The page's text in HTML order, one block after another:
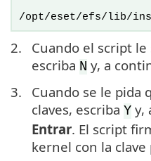
/opt/eset/efs/lib/
2.
Cuando el script le
escriba N y, a
3.
Cuando se le pida
claves, escriba Y y,
Entrar. El script
kernel con la